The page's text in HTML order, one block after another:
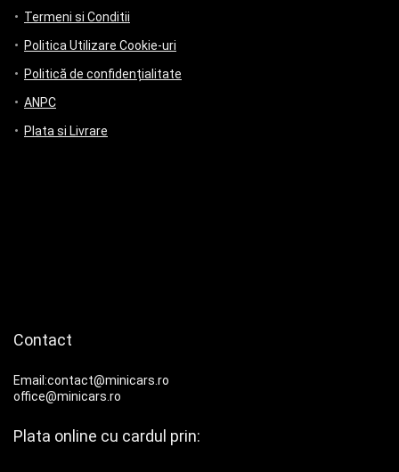
Termeni si Conditii
Politica Utilizare Cookie-uri
Politică de confidențialitate
ANPC
Plata si Livrare
Contact
Email:contact@minicars.ro
office@minicars.ro
Plata online cu cardul prin: